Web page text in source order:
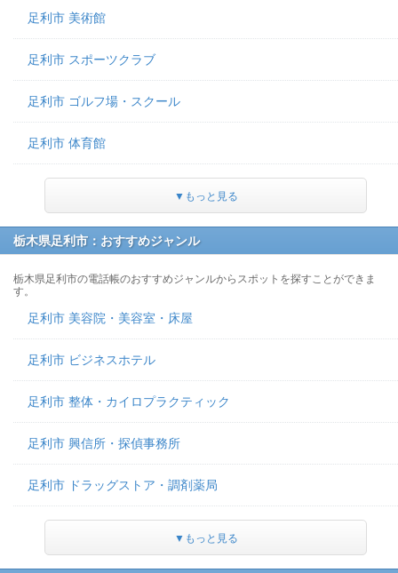
足利市 美術館
足利市 スポーツクラブ
足利市 ゴルフ場・スクール
足利市 体育館
▼もっと見る
栃木県足利市：おすすめジャンル
栃木県足利市の電話帳のおすすめジャンルからスポットを探すことができま
す。
足利市 美容院・美容室・床屋
足利市 ビジネスホテル
足利市 整体・カイロプラクティック
足利市 興信所・探偵事務所
足利市 ドラッグストア・調剤薬局
▼もっと見る